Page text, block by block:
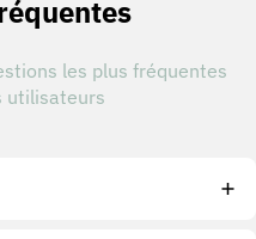
les plus fréquentes
utilisateurs